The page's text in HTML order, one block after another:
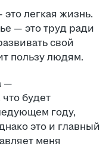
легкая жизнь.
— это труд ради
свой
пользу людям.
—
будет
году,
это и главный
меня